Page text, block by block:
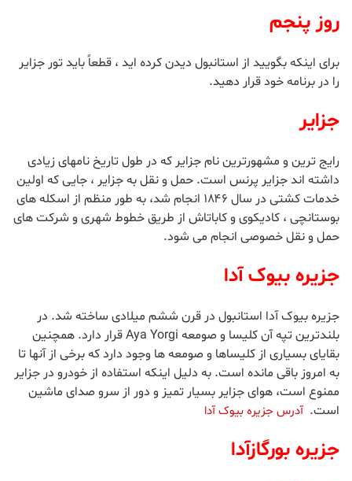
روز پنجم
برای اینکه بگویید از استانبول دیدن کرده اید ، قطعاً باید تور جزایر
را در برنامه خود قرار دهید.
جزایر
رایج ترین و مشهورترین نام جزایر که در طول تاریخ نامهای زیادی
داشته اند جزایر پرنس است. حمل و نقل به جزایر ، جایی که اولین
خدمات کشتی در سال ۱۸۴۶ انجام شد، به طور منظم از اسکله های
بوستانچی ، کادیکوی و کاباتاش از طریق خطوط شهری و شرکت های
حمل و نقل خصوصی انجام می شود.
جزیره بیوک آدا
جزیره بیوک آدا استانبول در قرن ششم میلادی ساخته شد. در
بلندترین تپه آن کلیسا و صومعه Aya Yorgi قرار دارد. همچنین
بقایای بسیاری از کلیساها و صومعه ها وجود دارد که برخی از آنها تا
به امروز باقی مانده است. به دلیل اینکه استفاده از خودرو در جزایر
ممنوع است، هوای جزایر بسیار تمیز و دور از سرو صدای ماشین
است. آدرس جزیره بیوک آدا
جزیره بورگازآدا